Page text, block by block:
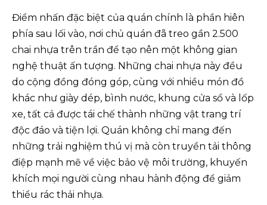
Điểm nhấn đặc biệt của quán chính là phần hiên
phía sau lối vào, nơi chủ quán đã treo gần 2.500
chai nhựa trên trần để tạo nên một không gian
nghệ thuật ấn tượng. Những chai nhựa này đều
do cộng đồng đóng góp, cùng với nhiều món đồ
khác như giày dép, bình nước, khung cửa sổ và lốp
xe, tất cả được tái chế thành những vật trang trí
độc đáo và tiện lợi. Quán không chỉ mang đến
những trải nghiệm thú vị mà còn truyền tải thông
điệp mạnh mẽ về việc bảo vệ môi trường, khuyến
khích mọi người cùng nhau hành động để giảm
thiểu rác thải nhựa.